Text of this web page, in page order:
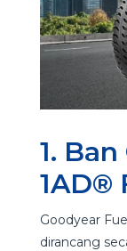
1.
1AD®
Goodyear
dirancang